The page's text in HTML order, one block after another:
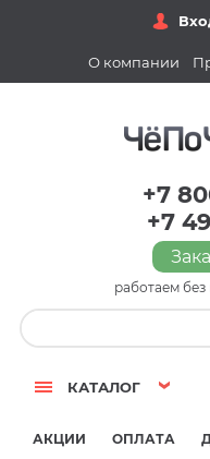
О компании
+7
+7
работаем без
КАТАЛОГ
АКЦИИ ОПЛАТА